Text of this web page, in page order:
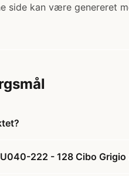
side kan være genereret
222 - 128 Cibo